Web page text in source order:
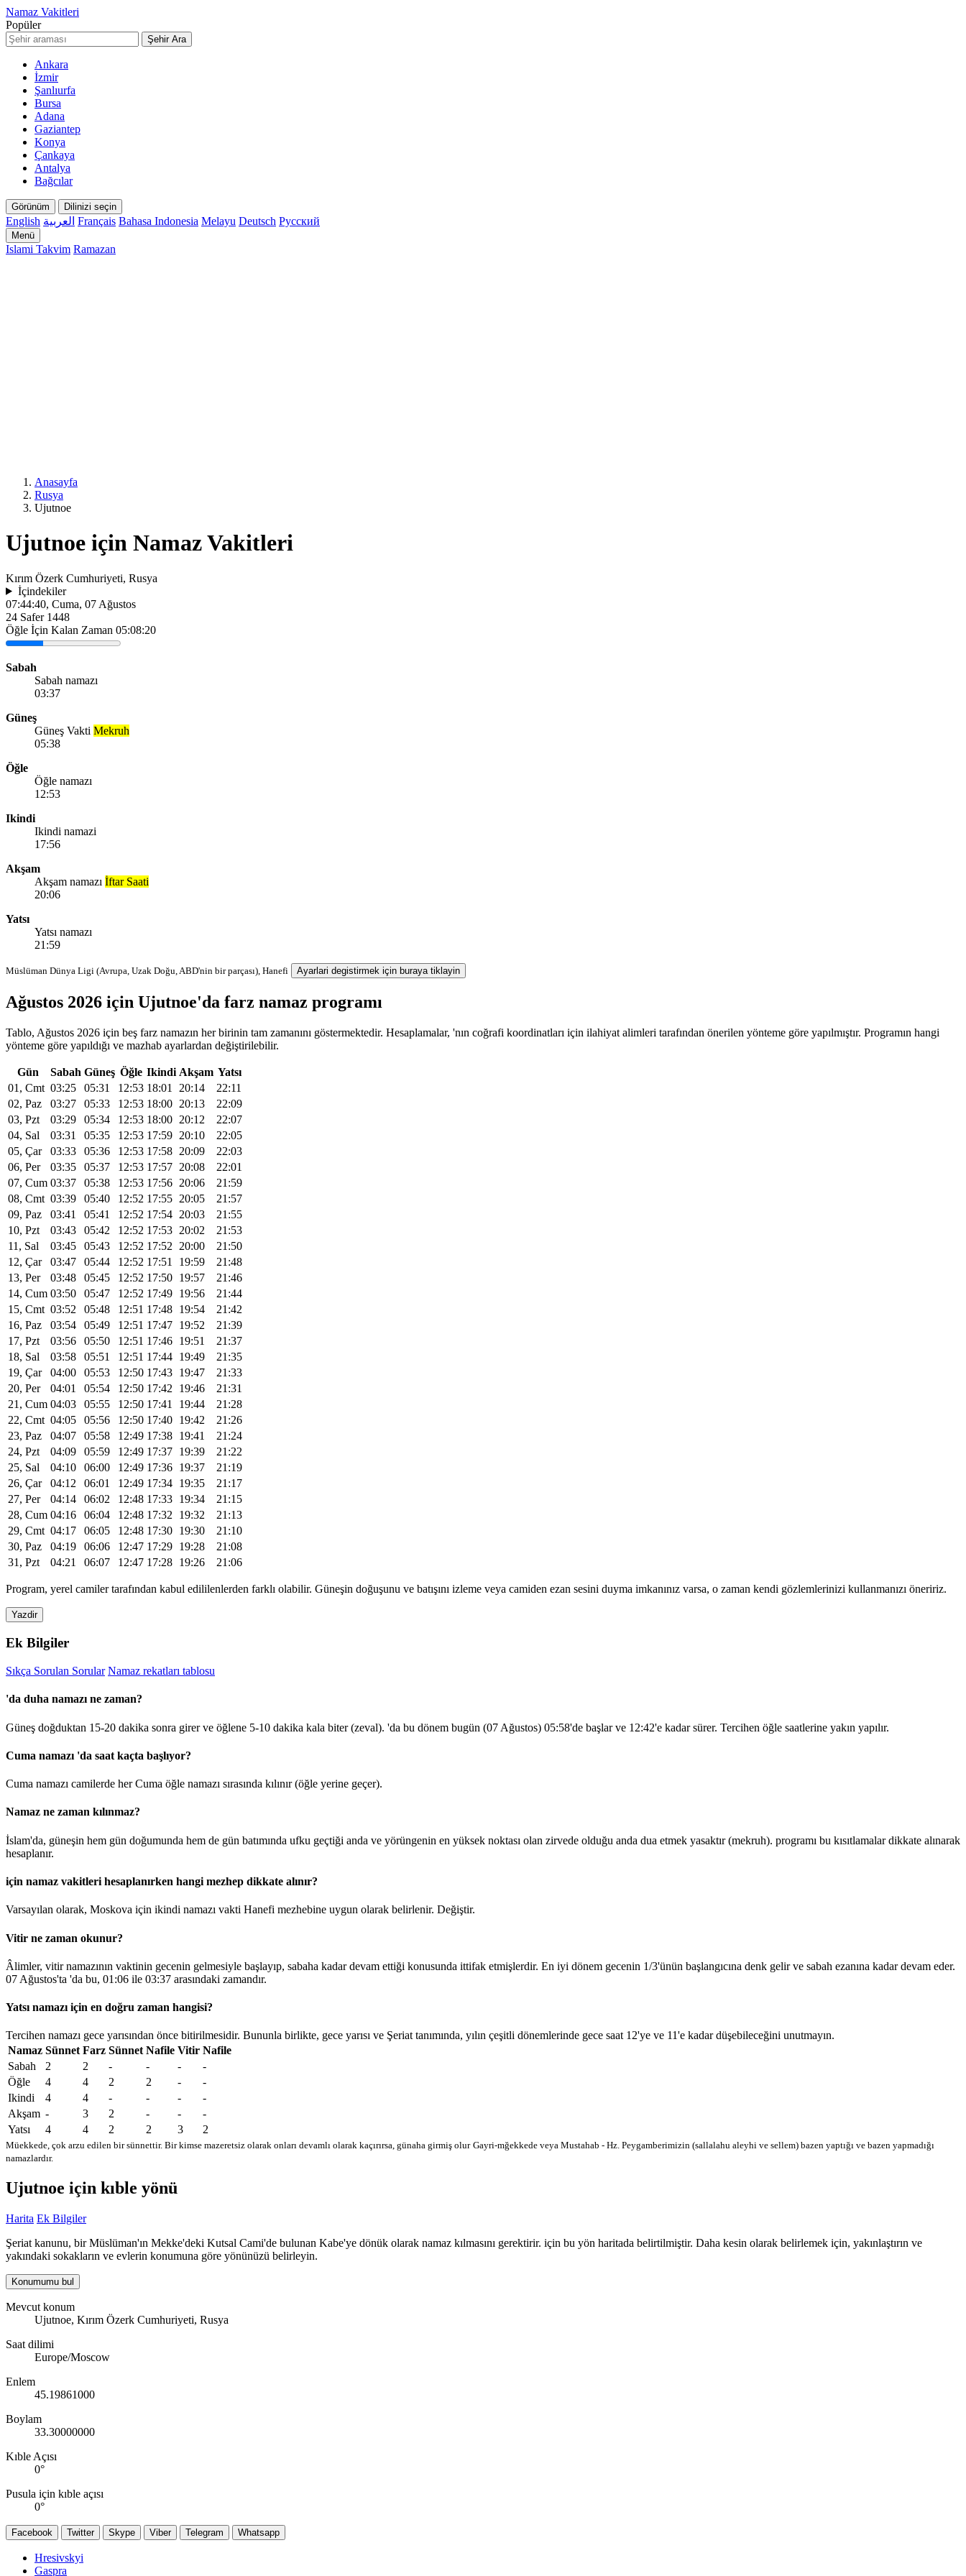
Namaz Vakitleri
Popüler
Şehir Ara
Ankara
İzmir
Şanlıurfa
Bursa
Adana
Gaziantep
Konya
Çankaya
Antalya
Bağcılar
Görünüm Dilinizi seçin
English العربية Français Bahasa Indonesia Melayu Deutsch Русский
Menü
Islami Takvim Ramazan
Anasayfa
Rusya
Ujutnoe
Ujutnoe için Namaz Vakitleri
Kırım Özerk Cumhuriyeti, Rusya
İçindekiler
07:44:40, Cuma, 07 Ağustos
24 Safer 1448
Öğle İçin Kalan Zaman 05:08:20
Sabah
Sabah namazı
03:37
Güneş
Güneş Vakti Mekruh
05:38
Öğle
Öğle namazı
12:53
Ikindi
Ikindi namazi
17:56
Akşam
Akşam namazı İftar Saati
20:06
Yatsı
Yatsı namazı
21:59
Müslüman Dünya Ligi (Avrupa, Uzak Doğu, ABD'nin bir parçası), Hanefi Ayarlari degistirmek için buraya tiklayin
Ağustos 2026 için Ujutnoe'da farz namaz programı
Tablo, Ağustos 2026 için beş farz namazın her birinin tam zamanını göstermektedir. Hesaplamalar, 'nın coğrafi koordinatları için ilahiyat alimleri tarafından önerilen yönteme göre yapılmıştır. Programın hangi
yönteme göre yapıldığı ve mazhab ayarlardan değiştirilebilir.
Gün Sabah Güneş Öğle Ikindi Akşam Yatsı
01, Cmt 03:25 05:31 12:53 18:01 20:14
22:11
02, Paz
03:27 05:33 12:53 18:00 20:13
22:09
03, Pzt
03:29 05:34 12:53 18:00 20:12
22:07
04, Sal
03:31 05:35 12:53 17:59 20:10
22:05
05, Çar
03:33 05:36 12:53 17:58 20:09
22:03
06, Per
03:35 05:37 12:53 17:57 20:08
22:01
07, Cum 03:37 05:38 12:53 17:56 20:06
21:59
08, Cmt 03:39 05:40 12:52 17:55 20:05
21:57
09, Paz
03:41 05:41 12:52 17:54 20:03
21:55
10, Pzt
03:43 05:42 12:52 17:53 20:02
21:53
11, Sal
03:45 05:43 12:52 17:52 20:00
21:50
12, Çar
03:47 05:44 12:52 17:51 19:59
21:48
13, Per
03:48 05:45 12:52 17:50 19:57
21:46
14, Cum 03:50 05:47 12:52 17:49 19:56
21:44
15, Cmt 03:52 05:48 12:51 17:48 19:54
21:42
16, Paz
03:54 05:49 12:51 17:47 19:52
21:39
17, Pzt
03:56 05:50 12:51 17:46 19:51
21:37
18, Sal
03:58 05:51 12:51 17:44 19:49
21:35
19, Çar
04:00 05:53 12:50 17:43 19:47
21:33
20, Per
04:01 05:54 12:50 17:42 19:46
21:31
21, Cum 04:03 05:55 12:50 17:41 19:44
21:28
22, Cmt 04:05 05:56 12:50 17:40 19:42
21:26
23, Paz
04:07 05:58 12:49 17:38 19:41
21:24
24, Pzt
04:09 05:59 12:49 17:37 19:39
21:22
25, Sal
04:10 06:00 12:49 17:36 19:37
21:19
26, Çar
04:12 06:01 12:49 17:34 19:35
21:17
27, Per
04:14 06:02 12:48 17:33 19:34
21:15
28, Cum 04:16 06:04 12:48 17:32 19:32
21:13
29, Cmt 04:17 06:05 12:48 17:30 19:30
21:10
30, Paz
04:19 06:06 12:47 17:29 19:28
21:08
31, Pzt
04:21 06:07 12:47 17:28 19:26 21:06
Program, yerel camiler tarafından kabul edililenlerden farklı olabilir. Güneşin doğuşunu ve batışını izleme veya camiden ezan sesini duyma imkanınız varsa, o zaman kendi gözlemlerinizi kullanmanızı öneririz.
Yazdir
Ek Bilgiler
Sıkça Sorulan Sorular Namaz rekatları tablosu
'da duha namazı ne zaman?
Güneş doğduktan 15-20 dakika sonra girer ve öğlene 5-10 dakika kala biter (zeval). 'da bu dönem bugün (07 Ağustos) 05:58'de başlar ve 12:42'e kadar sürer. Tercihen öğle saatlerine yakın yapılır.
Cuma namazı 'da saat kaçta başlıyor?
Cuma namazı camilerde her Cuma öğle namazı sırasında kılınır (öğle yerine geçer).
Namaz ne zaman kılınmaz?
İslam'da, güneşin hem gün doğumunda hem de gün batımında ufku geçtiği anda ve yörüngenin en yüksek noktası olan zirvede olduğu anda dua etmek yasaktır (mekruh). programı bu kısıtlamalar dikkate alınarak
hesaplanır.
için namaz vakitleri hesaplanırken hangi mezhep dikkate alınır?
Varsayılan olarak, Moskova için ikindi namazı vakti Hanefi mezhebine uygun olarak belirlenir. Değiştir.
Vitir ne zaman okunur?
Âlimler, vitir namazının vaktinin gecenin gelmesiyle başlayıp, sabaha kadar devam ettiği konusunda ittifak etmişlerdir. En iyi dönem gecenin 1/3'ünün başlangıcına denk gelir ve sabah ezanına kadar devam eder.
07 Ağustos'ta 'da bu, 01:06 ile 03:37 arasındaki zamandır.
Yatsı namazı için en doğru zaman hangisi?
Tercihen namazı gece yarısından önce bitirilmesidir. Bununla birlikte, gece yarısı ve Şeriat tanımında, yılın çeşitli dönemlerinde gece saat 12'ye ve 11'e kadar düşebileceğini unutmayın.
Namaz Sünnet Farz Sünnet Nafile Vitir Nafile
Sabah
2 2 - - -
-
Öğle
4 4 2 2 -
-
Ikindi
4 4 - - -
-
Akşam - 3 2 - -
-
Yatsı
4 4 2 2 3 2
Müekkede, çok arzu edilen bir sünnettir. Bir kimse mazeretsiz olarak onları devamlı olarak kaçırırsa, günaha girmiş olur Gayri-mğekkede veya Mustahab - Hz. Peygamberimizin (sallalahu aleyhi ve sellem) bazen yaptığı ve bazen yapmadığı
namazlardır.
Ujutnoe için kıble yönü
Harita Ek Bilgiler
Şeriat kanunu, bir Müslüman'ın Mekke'deki Kutsal Cami'de bulunan Kabe'ye dönük olarak namaz kılmasını gerektirir. için bu yön haritada belirtilmiştir. Daha kesin olarak belirlemek için, yakınlaştırın ve
yakındaki sokakların ve evlerin konumuna göre yönünüzü belirleyin.
Konumumu bul
Mevcut konum
Ujutnoe, Kırım Özerk Cumhuriyeti, Rusya
Saat dilimi
Europe/Moscow
Enlem
45.19861000
Boylam
33.30000000
Kıble Açısı
0°
Pusula için kıble açısı
0°
Facebook Twitter Skype Viber Telegram Whatsapp
Hresivskyi
Gaspra